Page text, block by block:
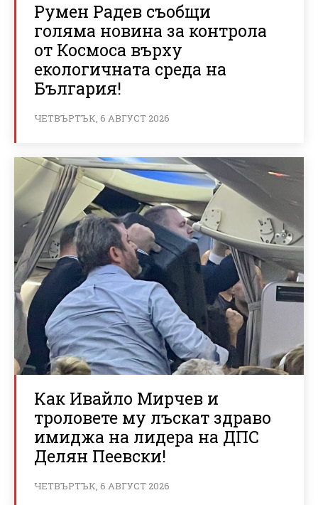
Румен Радев съобщи
голяма новина за контрола
от Космоса върху
екологичната среда на
България!
ЧЕТВЪРТЪК, 6 АВГУСТ 2026
Как Ивайло Мирчев и
троловете му лъскат здраво
имиджа на лидера на ДПС
Делян Пеевски!
ЧЕТВЪРТЪК, 6 АВГУСТ 2026